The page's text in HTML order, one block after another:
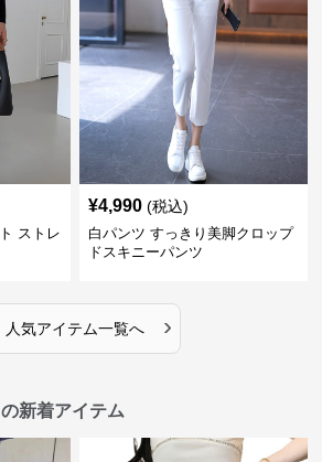
ストレ
¥4,990 (税込)
白パンツ すっきり美脚クロップ
ドスキニーパンツ
人気アイテム一覧へ ›
新着アイテム